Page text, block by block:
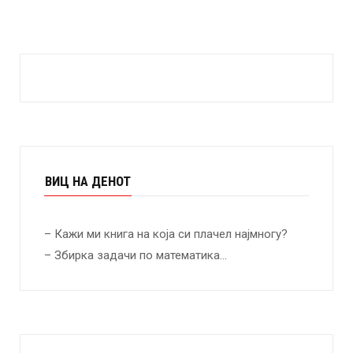
ВИЦ НА ДЕНОТ
– Кажи ми книга на која си плачел најмногу?
– Збирка задачи по математика…